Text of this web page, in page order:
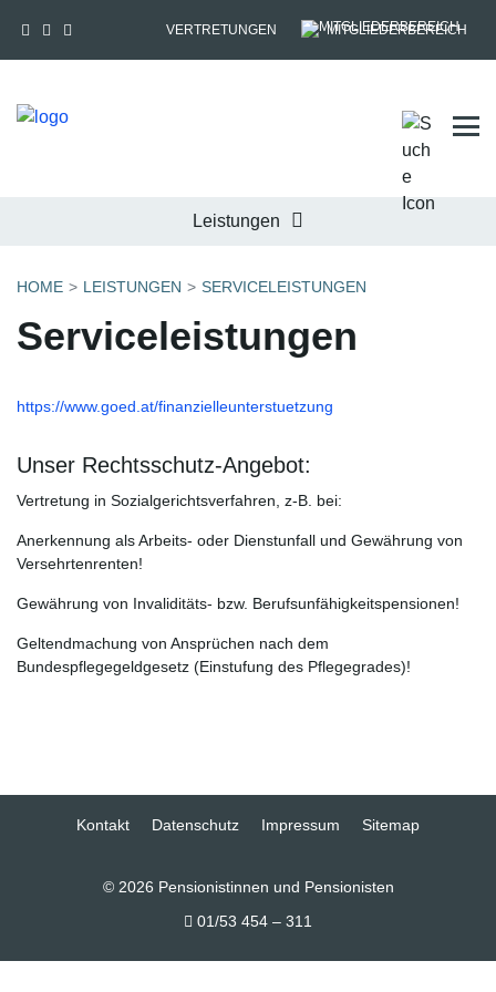
VERTRETUNGEN MITGLIEDERBEREICH
Leistungen
HOME LEISTUNGEN SERVICELEISTUNGEN
Serviceleistungen
https://www.goed.at/finanzielleunterstuetzung
Unser Rechtsschutz-Angebot:
Vertretung in Sozialgerichtsverfahren, z-B. bei:
Anerkennung als Arbeits- oder Dienstunfall und Gewährung von
Versehrtenrenten!
Gewährung von Invaliditäts- bzw. Berufsunfähigkeitspensionen!
Geltendmachung von Ansprüchen nach dem
Bundespflegegeldgesetz (Einstufung des Pflegegrades)!
Kontakt Datenschutz Impressum Sitemap
© 2026 Pensionistinnen und Pensionisten
01/53 454 – 311